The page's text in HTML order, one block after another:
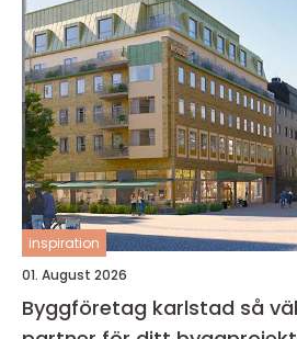
inspiration
01. August 2026
Byggföretag karlstad så väljer du rätt